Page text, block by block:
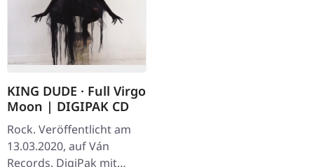
KING DUDE · Full Virgo
Moon | DIGIPAK CD
Rock. Veröffentlicht am
13.03.2020, auf Ván
Records. DigiPak mit